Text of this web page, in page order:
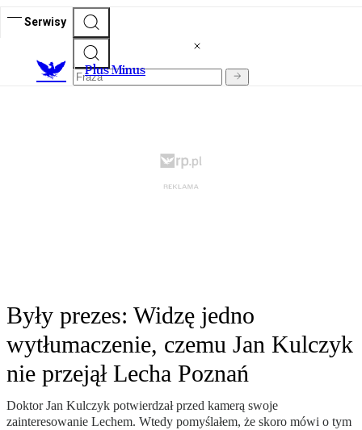
Serwisy
Plus Minus
Były prezes: Widzę jedno
wytłumaczenie, czemu Jan Kulczyk
nie przejął Lecha Poznań
Doktor Jan Kulczyk potwierdzał przed kamerą swoje
zainteresowanie Lechem. Wtedy pomyślałem, że skoro mówi o tym